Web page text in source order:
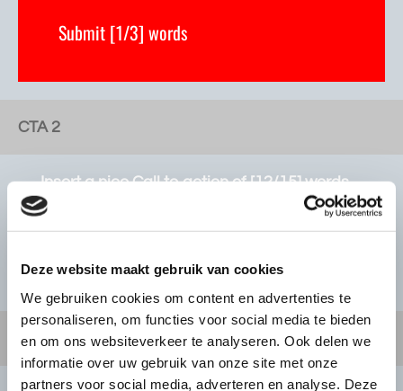
Deze website maakt gebruik van cookies
We gebruiken cookies om content en advertenties te
personaliseren, om functies voor social media te bieden
en om ons websiteverkeer te analyseren. Ook delen we
informatie over uw gebruik van onze site met onze
partners voor social media, adverteren en analyse. Deze
CTA 2
Insert a nice Call to action of [12/15] words
average! Highlight a product/service’s
benefit
Contact us [2/4] words
CTA 3